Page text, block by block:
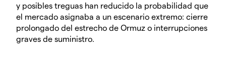
y posibles treguas han reducido la probabilidad que
el mercado asignaba a un escenario extremo: cierre
prolongado del estrecho de Ormuz o interrupciones
graves de suministro.